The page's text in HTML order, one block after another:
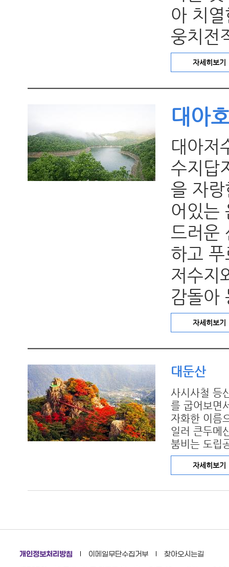
아 치
웅치전
자세히보기
대아
대아저
수지답
을 자
어있는
드러운
하고
저수지
감돌아
자세히보기
대둔산
사시사철 등
를 굽어보면
자화한 이름
일러 큰두메
붐비는 도립
자세히보기
개인정보처리방침 이메일무단수집거부
찾아오시는길